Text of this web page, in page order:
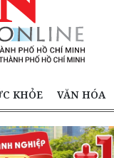
KHỎE VĂN HÓA